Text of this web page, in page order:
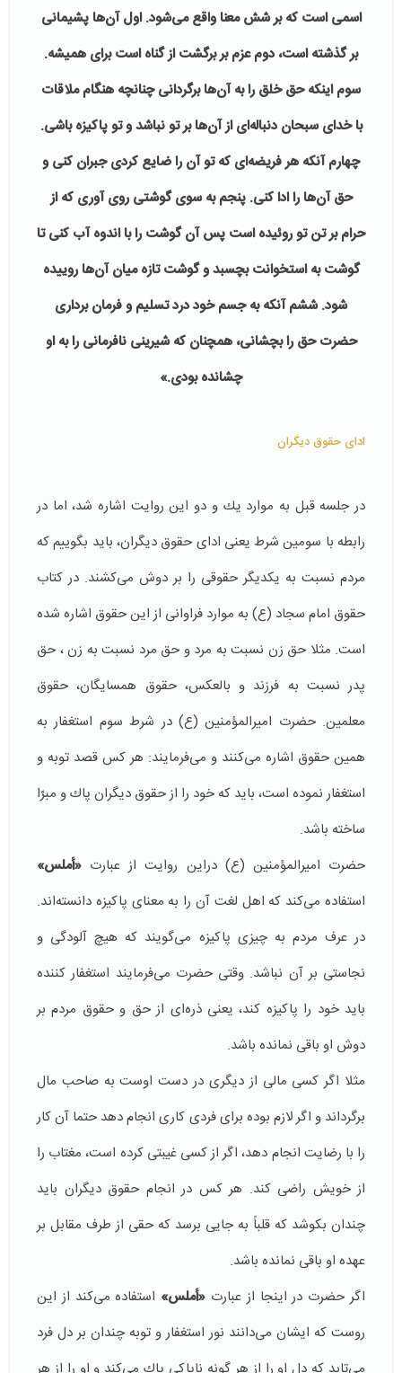
اسمی است كه بر شش معنا واقع می‌شود. اول آن‌ها پشیمانی
بر گذشته است، دوم عزم بر برگشت از گناه است برای همیشه.
سوم اینكه حق خلق را به آن‌ها برگردانی چنانچه هنگام ملاقات
با خدای سبحان دنباله‌ای از آن‌ها بر تو نباشد و تو پاكیزه باشی.
چهارم آنكه هر فریضه‌ای كه تو آن را ضایع كردی جبران كنی و
حق آن‌ها را ادا كنی. پنجم به سوی گوشتی روی آوری كه از
حرام بر تن تو روئیده است پس آن گوشت را با اندوه آب كنی تا
گوشت به استخوانت بچسبد و گوشت تازه میان آن‌ها روییده
شود. ششم آنكه به جسم خود درد تسلیم و فرمان برداری
حضرت حق را بچشانی، همچنان كه شیرینی نافرمانی را به او
چشانده‌ بودی.»
ادای حقوق دیگران
در جلسه قبل به موارد یك و دو این روایت اشاره شد، اما در
رابطه با سومین شرط یعنی ادای حقوق دیگران، باید بگوییم كه
مردم نسبت به یكدیگر حقوقی را بر دوش می‌كشند. در كتاب
حقوق امام سجاد (ع) به موارد فراوانی از این حقوق اشاره شده
است. مثلا حق زن نسبت به مرد و حق مرد نسبت به زن ، حق
پدر نسبت به فرزند و بالعكس، حقوق همسایگان، حقوق
معلمین. حضرت امیرالمؤمنین (ع) در شرط سوم استغفار به
همین حقوق اشاره می‌كنند و می‌فرمایند: هر كس قصد توبه و
استغفار نموده است، باید كه خود را از حقوق دیگران پاك و مبرّا
ساخته باشد.
حضرت امیرالمؤمنین (ع) دراین روایت از عبارت «أملس»
استفاده می‌كند كه اهل لغت آن را به معنای پاكیزه دانسته‌اند.
در عرف مردم به چیزی پاكیزه می‌گویند كه هیچ آلودگی و
نجاستی بر آن نباشد. وقتی حضرت می‌فرمایند استغفار كننده
باید خود را پاكیزه كند، یعنی ذره‌ای از حق و حقوق مردم بر
دوش او باقی نمانده باشد.
مثلا اگر كسی مالی از دیگری در دست اوست به صاحب مال
برگرداند و اگر لازم بوده برای فردی كاری انجام دهد حتما آن كار
را با رضایت انجام دهد، اگر از كسی غیبتی كرده است، مغتاب را
از خویش راضی كند. هر كس در انجام حقوق دیگران باید
چندان بكوشد كه قلباً به جایی برسد كه حقی از طرف مقابل بر
عهده او باقی نمانده باشد.
اگر حضرت در اینجا از عبارت «أملس» استفاده می‌كند از این
روست كه ایشان می‌دانند نور استغفار و توبه چندان بر دل فرد